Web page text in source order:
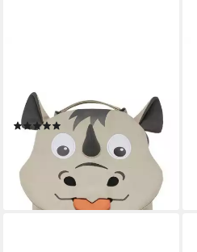
Freund, mit
personalisierbarer Ziehzunge
(7)
ab 40,77 €
lieferbar - in 3-4 Werktagen bei dir
+50